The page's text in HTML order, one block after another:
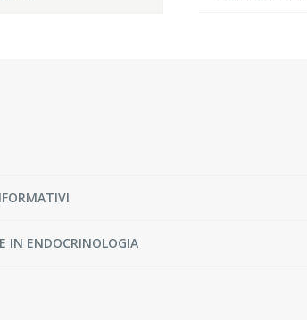
IN ENDOCRINOLOGIA